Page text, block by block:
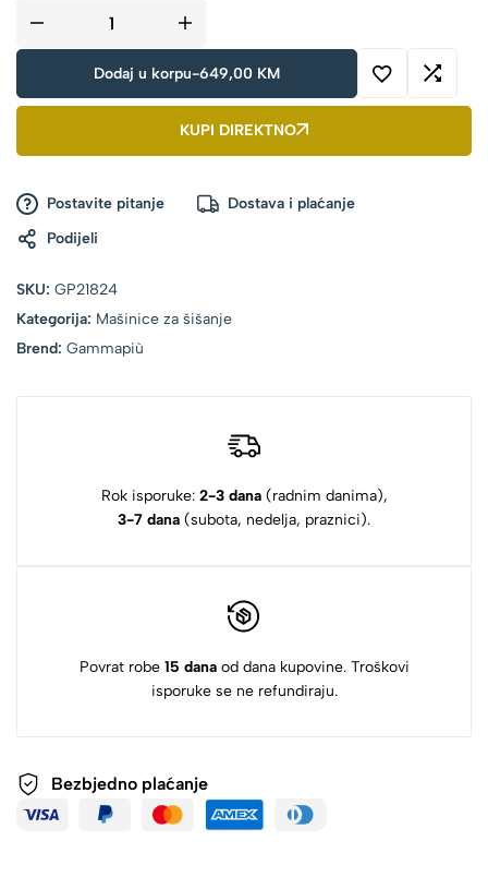
dodatnim poklopcima, rezervnim dijelovima i kompletom za
Uključeni dodatni poklopci, rezervni dijelovi i komplet za
održavanje
Dodaj u korpu-649,00 KM
KUPI DIREKTNO
Postavite pitanje
Dostava i plaćanje
Podijeli
SKU: GP21824
Kategorija: Mašinice za šišanje
Brend: Gammapiù
Rok isporuke: 2-3 dana(radnim danima),
3-7 dana (subota, nedelja, praznici).
Povrat robe 15 danaod dana kupovine. Troškovi
isporuke se ne refundiraju.
Bezbjedno plaćanje